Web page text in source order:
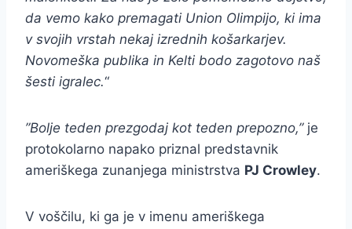
da vemo kako premagati Union Olimpijo, ki ima
v svojih vrstah nekaj izrednih košarkarjev.
Novomeška publika in Kelti bodo zagotovo naš
šesti igralec.“
”Bolje teden prezgodaj kot teden prepozno,”je
protokolarno napako priznal predstavnik
ameriškega zunanjega ministrstva PJ Crowley.
V voščilu, ki ga je v imenu ameriškega